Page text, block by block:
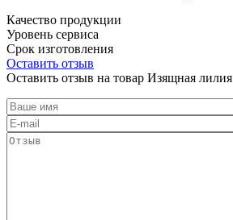
Качество продукции
Уровень сервиса
Срок изготовления
Оставить отзыв
Оставить отзыв на товар Изящная лилия